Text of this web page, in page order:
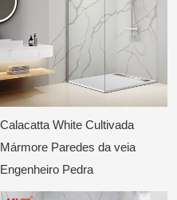
Calacatta White Cultivada
Mármore Paredes da veia
Engenheiro Pedra